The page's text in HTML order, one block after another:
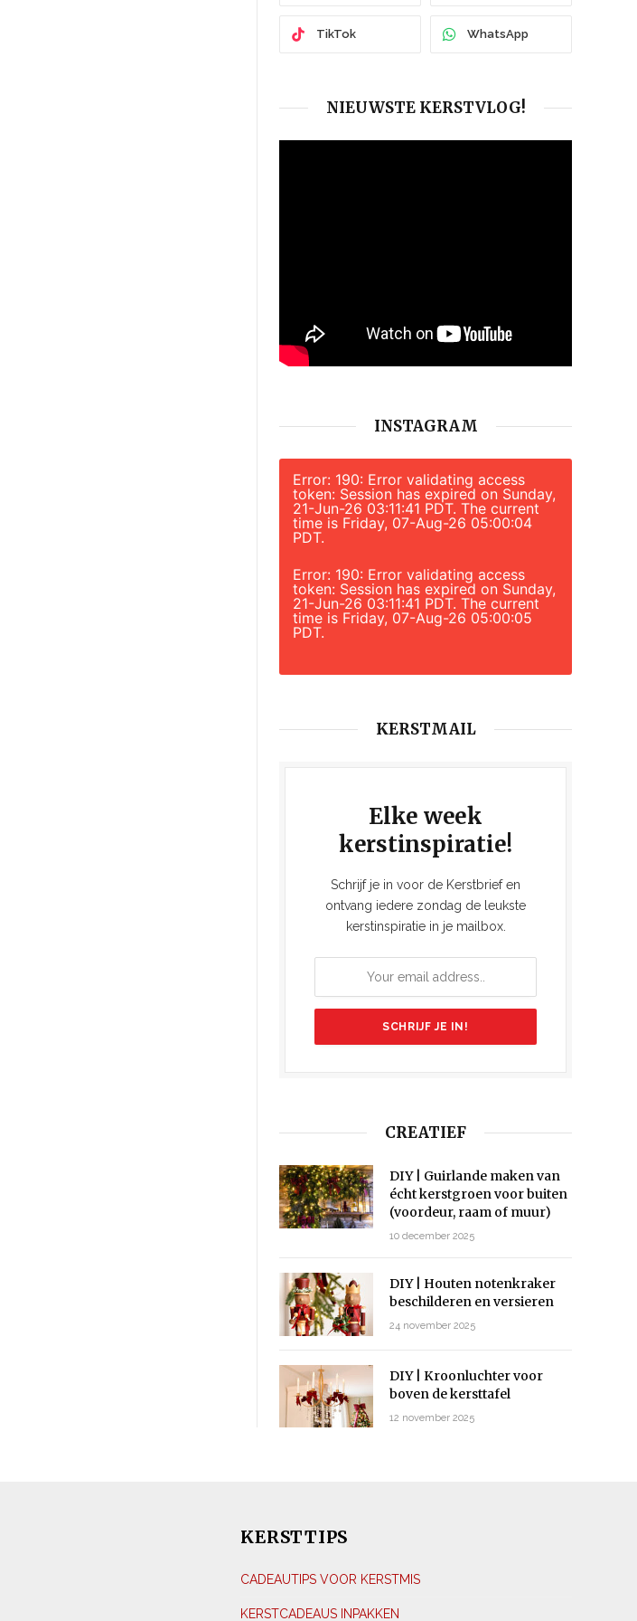
TikTok WhatsApp
NIEUWSTE KERSTVLOG!
INSTAGRAM
Error: 190: Error validating access
token: Session has expired on Sunday,
21-Jun-26 03:11:41 PDT. The current
time is Friday, 07-Aug-26 05:00:04
PDT.
Error: 190: Error validating access
token: Session has expired on Sunday,
21-Jun-26 03:11:41 PDT. The current
time is Friday, 07-Aug-26 05:00:05
PDT.
KERSTMAIL
Elke week
kerstinspiratie!
Schrijf je in voor de Kerstbrief en
ontvang iedere zondag de leukste
kerstinspiratie in je mailbox.
CREATIEF
DIY | Guirlande maken van
écht kerstgroen voor buiten
(voordeur, raam of muur)
10 december 2025
DIY | Houten notenkraker
beschilderen en versieren
24 november 2025
DIY | Kroonluchter voor
boven de kersttafel
12 november 2025
KERSTTIPS
CADEAUTIPS VOOR KERSTMIS
KERSTCADEAUS INPAKKEN